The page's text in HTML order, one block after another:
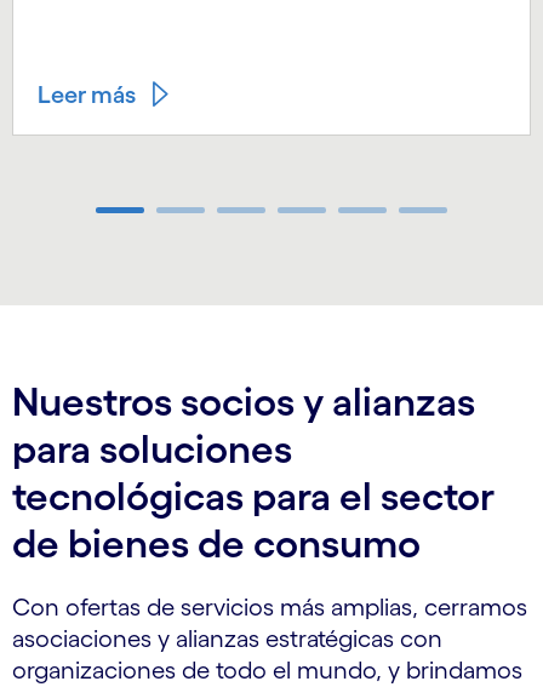
Leer más
Nuestros socios y alianzas
para soluciones
tecnológicas para el sector
de bienes de consumo
Con ofertas de servicios más amplias, cerramos
asociaciones y alianzas estratégicas con
organizaciones de todo el mundo, y brindamos